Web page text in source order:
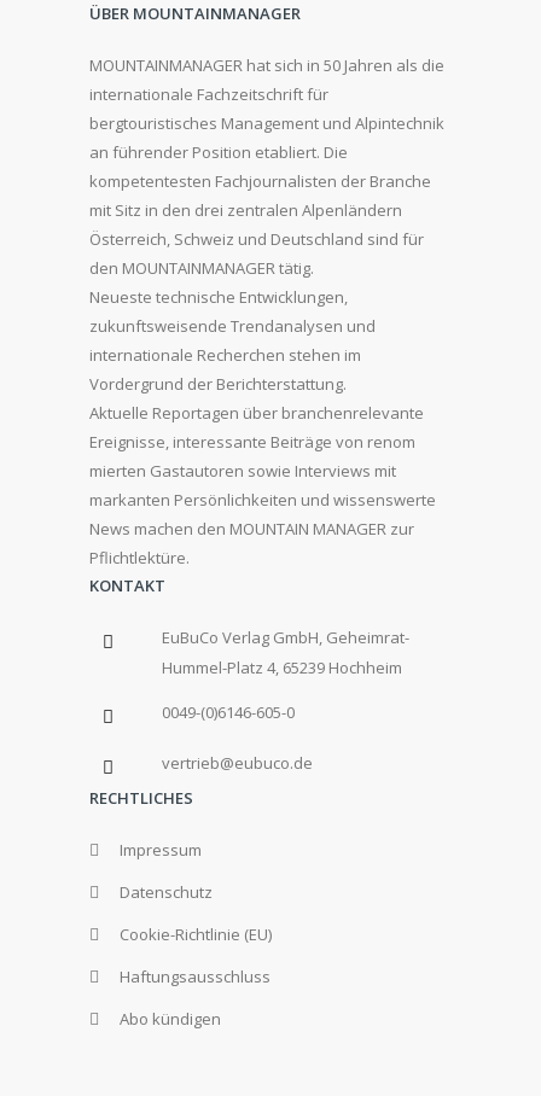
ÜBER MOUNTAINMANAGER
MOUNTAINMANAGER hat sich in 50 Jahren als die
internationale Fachzeitschrift für
bergtouristisches Management und Alpintechnik
an führender Position etabliert. Die
kompetentesten Fachjournalisten der Branche
mit Sitz in den drei zentralen Alpenländern
Österreich, Schweiz und Deutschland sind für
den MOUNTAINMANAGER tätig.
Neueste technische Entwicklungen,
zukunftsweisende Trendanalysen und
internationale Recherchen stehen im
Vordergrund der Berichterstattung.
Aktuelle Reportagen über branchenrelevante
Ereignisse, interessante Beiträge von renom
mierten Gastautoren sowie Interviews mit
markanten Persönlichkeiten und wissenswerte
News machen den MOUNTAIN MANAGER zur
Pflichtlektüre.
KONTAKT
EuBuCo Verlag GmbH, Geheimrat-
Hummel-Platz 4, 65239 Hochheim
0049-(0)6146-605-0
vertrieb@eubuco.de
RECHTLICHES
Impressum
Datenschutz
Cookie-Richtlinie (EU)
Haftungsausschluss
Abo kündigen